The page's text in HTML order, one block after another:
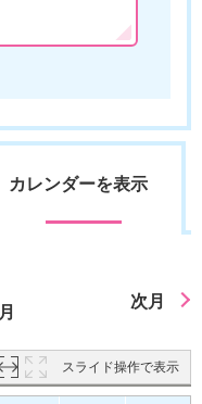
カレンダーを表示
月
次月
スライド操作で表示